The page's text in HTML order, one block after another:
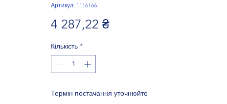
Артикул: 1116166
4 287,22 ₴Ціна
Кількість *
Термін постачання уточнюйте